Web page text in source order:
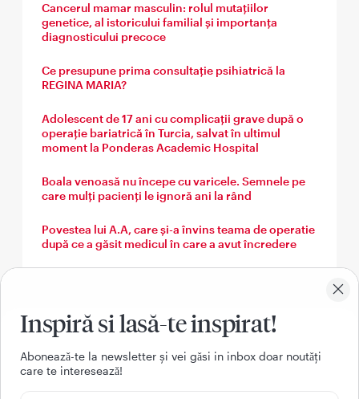
Inspiră si lasă-te inspirat!
Aboneazǎ-te la newsletter și vei gǎsi in inbox doar noutǎți
care te intereseazǎ!
Cancerul mamar masculin: rolul mutațiilor
genetice, al istoricului familial și importanța
diagnosticului precoce
Ce presupune prima consultație psihiatrică la
REGINA MARIA?
Adolescent de 17 ani cu complicații grave după o
operație bariatrică în Turcia, salvat în ultimul
moment la Ponderas Academic Hospital
Boala venoasă nu începe cu varicele. Semnele pe
care mulți pacienți le ignoră ani la rând
Povestea lui A.A, care și-a învins teama de operatie
după ce a găsit medicul în care a avut încredere